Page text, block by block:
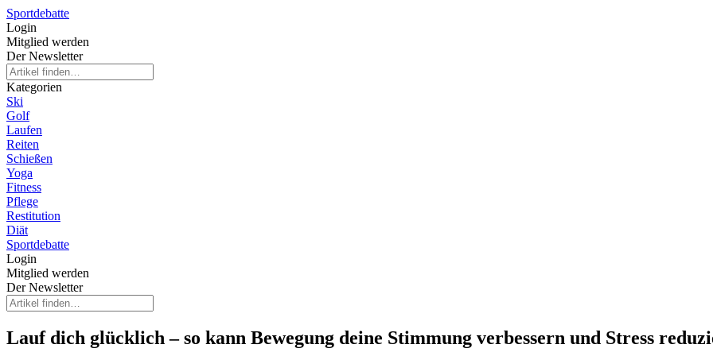
Sportdebatte
Login
Mitglied werden
Der Newsletter
Kategorien
Ski
Golf
Laufen
Reiten
Schießen
Yoga
Fitness
Pflege
Restitution
Diät
Sportdebatte
Login
Mitglied werden
Der Newsletter
Lauf dich glücklich – so kann Bewegung deine Stimmung verbessern und Stress